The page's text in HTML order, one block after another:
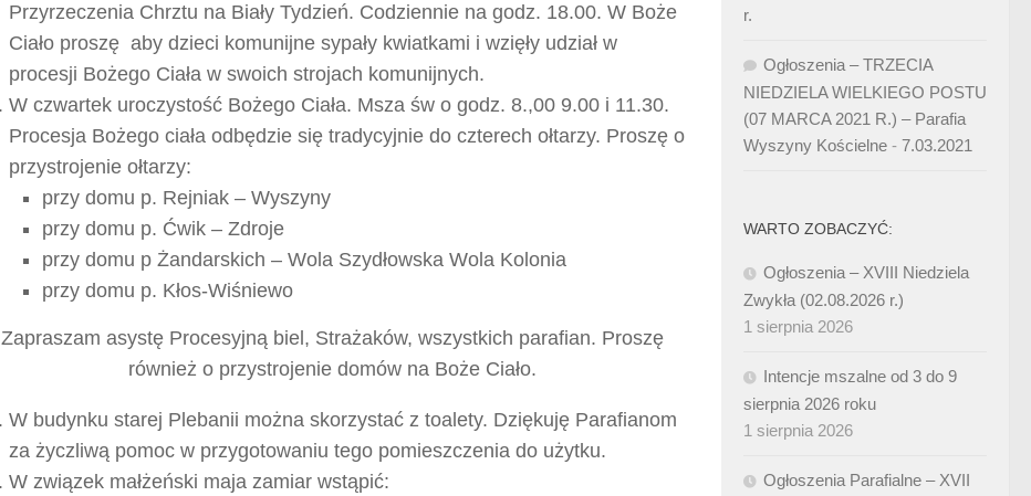
Przyrzeczenia Chrztu na Biały Tydzień. Codziennie na godz. 18.00. W Boże
Ciało proszę aby dzieci komunijne sypały kwiatkami i wzięły udział w
procesji Bożego Ciała w swoich strojach komunijnych.
W czwartek uroczystość Bożego Ciała. Msza św o godz. 8.,00 9.00 i 11.30.
Procesja Bożego ciała odbędzie się tradycyjnie do czterech ołtarzy. Proszę o
przystrojenie ołtarzy:
przy domu p. Rejniak – Wyszyny
przy domu p. Ćwik – Zdroje
przy domu p Żandarskich – Wola Szydłowska Wola Kolonia
przy domu p. Kłos-Wiśniewo
Zapraszam asystę Procesyjną biel, Strażaków, wszystkich parafian. Proszę
również o przystrojenie domów na Boże Ciało.
W budynku starej Plebanii można skorzystać z toalety. Dziękuję Parafianom
za życzliwą pomoc w przygotowaniu tego pomieszczenia do użytku.
W związek małżeński maja zamiar wstąpić:
r.
Ogłoszenia – TRZECIA
NIEDZIELA WIELKIEGO POSTU
(07 MARCA 2021 R.) – Parafia
Wyszyny Kościelne - 7.03.2021
WARTO ZOBACZYĆ:
Ogłoszenia – XVIII Niedziela
Zwykła (02.08.2026 r.)
1 sierpnia 2026
Intencje mszalne od 3 do 9
sierpnia 2026 roku
1 sierpnia 2026
Ogłoszenia Parafialne – XVII